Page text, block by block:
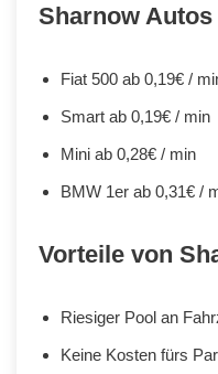
Sharnow
Fiat 500 ab 0,19€ /
Smart ab 0,19€ / min
Mini ab 0,28€ / min
BMW 1er ab 0,31€ /
Vorteile von
Riesiger Pool an
Keine Kosten fürs